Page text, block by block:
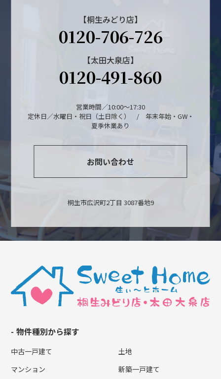
【桐生みどり店】
0120-706-726
【太田大泉店】
0120-491-860
営業時間／10:00～17:30
定休日／水曜日・祝日（土日除く） / 年末年始・GW・
夏季休業あり
お問い合わせ
桐生市広沢町2丁目 3087番地9
物件種別から探す
中古一戸建て
土地
マンション
新築一戸建て